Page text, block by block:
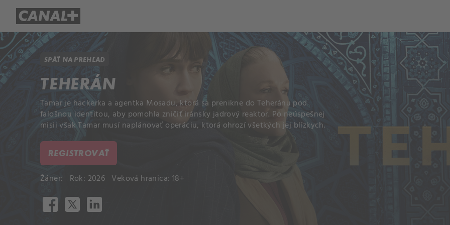
SPÄŤ NA PREHĽAD
TEHERÁN
Tamar je hackerka a agentka Mosadu, ktorá sa prenikne do Teheránu pod
falošnou identitou, aby pomohla zničiť iránsky jadrový reaktor. Po neúspešnej
misii však Tamar musí naplánovať operáciu, ktorá ohrozí všetkých jej blízkych.
REGISTROVAŤ
Žáner: Rok: 2026 Veková hranica: 18+